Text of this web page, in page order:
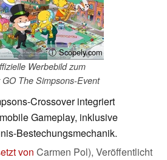
ⓘ Scopely.com
Werbebild zum
The Simpsons-Event
Crossover integriert
Gameplay, inklusive
Bestechungsmechanik.
von Carmen Pol), Veröffentlicht